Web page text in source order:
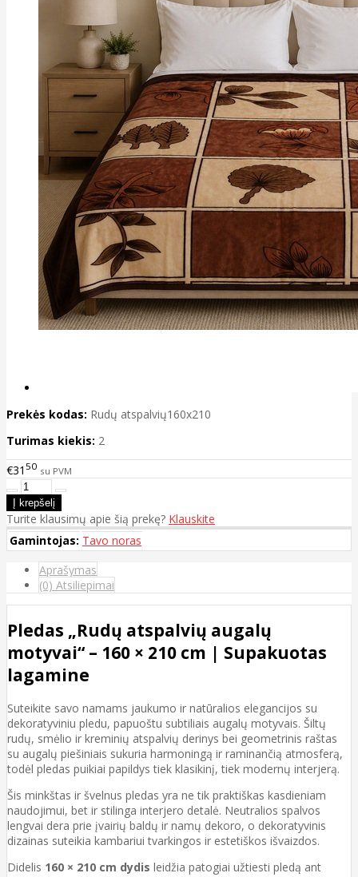
Prekės kodas: Rudų atspalvių160x210
Turimas kiekis: 2
€31 50 su PVM
Turite klausimų apie šią prekę? Klauskite
Gamintojas: Tavo noras
Aprašymas
(0) Atsiliepimai
Pledas „Rudų atspalvių augalų
motyvai“ – 160 × 210 cm | Supakuotas
lagamine
Suteikite savo namams jaukumo ir natūralios elegancijos su
dekoratyviniu pledu, papuoštu subtiliais augalų motyvais. Šiltų
rudų, smėlio ir kreminių atspalvių derinys bei geometrinis raštas
su augalų piešiniais sukuria harmoningą ir raminančią atmosferą,
todėl pledas puikiai papildys tiek klasikinį, tiek modernų interjerą.
Šis minkštas ir švelnus pledas yra ne tik praktiškas kasdieniam
naudojimui, bet ir stilinga interjero detalė. Neutralios spalvos
lengvai dera prie įvairių baldų ir namų dekoro, o dekoratyvinis
dizainas suteikia kambariui tvarkingos ir estetiškos išvaizdos.
Didelis 160 × 210 cm dydis leidžia patogiai užtiesti pledą ant